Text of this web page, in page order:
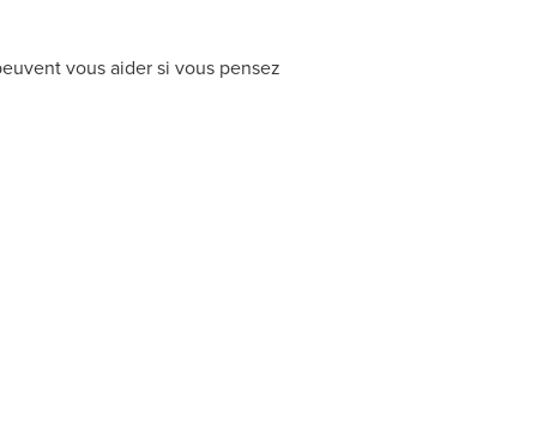
vous aider si vous pensez